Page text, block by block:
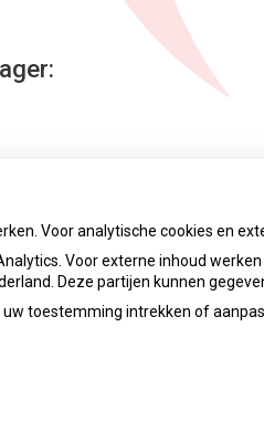
Voor analytische cookies en
Voor externe inhoud
Deze partijen kunnen
toestemming intrekken of